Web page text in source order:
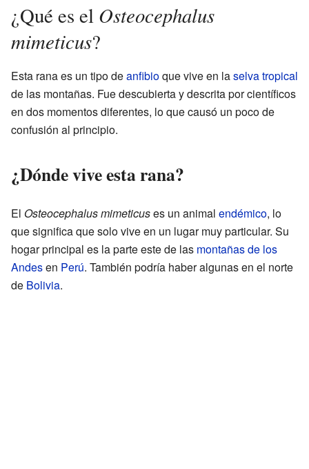
¿Qué es el Osteocephalus
mimeticus?
Esta rana es un tipo deanfibioque vive en laselva tropical
de las montañas. Fue descubierta y descrita por científicos
en dos momentos diferentes, lo que causó un poco de
confusión al principio.
¿Dónde vive esta rana?
El Osteocephalus mimeticuses un animal endémico, lo
que significa que solo vive en un lugar muy particular. Su
hogar principal es la parte este de las montañas de los
Andesen Perú. También podría haber algunas en el norte
de Bolivia.